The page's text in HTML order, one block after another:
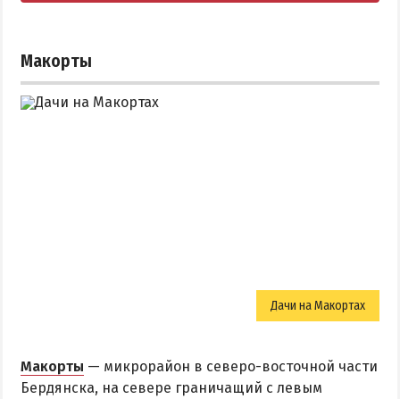
Макорты
Дачи на Макортах
Макорты — микрорайон в северо-восточной части
Бердянска, на севере граничащий с левым